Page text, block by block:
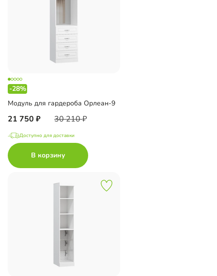
-28%
Модуль для гардероба Орлеан-9
21 750 30 210
Доступно для доставки
В корзину